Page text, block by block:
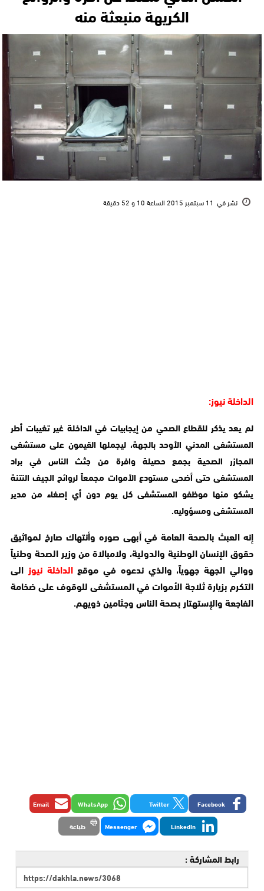
الكريهة منبعثة منه
نشر في 11 سبتمبر 2015 الساعة 10 و 52 دقيقة
الداخلة نيوز:
لم يعد يذكر للقطاع الصحي من إيجابيات في الداخلة غير تغيبات أطر
المستشفى المدني الأوحد بالجهة، ليجملها القيمون على مستشفى
المجازر الصحية بجمع حصيلة وافرة من جثث الناس في براد
المستشفى حتى أضحى مستودع الأموات مجمعاً لروائح الجيف النتنة
يشكو منها موظفو المستشفى كل يوم دون أي إصغاء من مدير
المستشفى ومسؤوليه.
إنه العبث بالصحة العامة في أبهى صوره وأنتهاك صارخ لمواثيق
حقوق الإنسان الوطنية والدولية، ولامبالاة من وزير الصحة وطنياً
ووالي الجهة جهوياً، والذي ندعوه في موقعالداخلة نيوز الى
التكرم بزيارة ثلاجة الأموات في المستشفى للوقوف على ضخامة
الفاجعة والإستهتار بصحة الناس وجثامين ذويهم.
Facebook
Twitter
WhatsApp
Email
LinkedIn
Messenger طباعة
رابط المشاركة :